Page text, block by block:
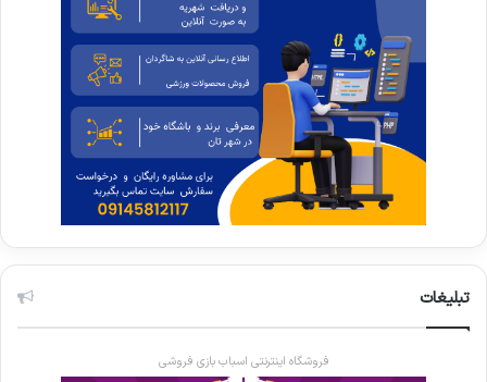
تبلیغات
فروشگاه اینترنتی اسباب بازی فروشی